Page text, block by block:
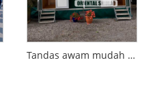
Tandas awam mudah alih